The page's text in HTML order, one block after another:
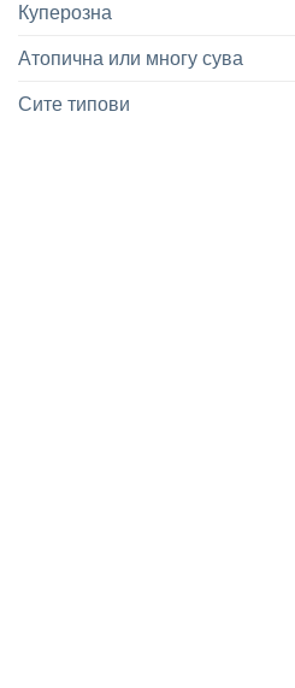
Куперозна
Атопична или многу сува
Сите типови